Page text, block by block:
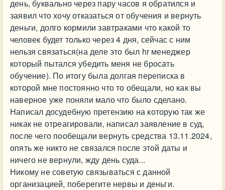
день, буквально через пару часов я обратился и
заявил что хочу отказаться от обучения и вернуть
деньги, долго кормили завтраками что какой то
человек будет только через 4 дня, сейчас с ним
нельзя связаться(на деле это был hr менеджер
который пытался убедить меня не бросать
обучение). По итогу была долгая переписка в
которой мне постоянно что то обещали, но как вы
наверное уже поняли мало что было сделано.
Написал досудебную претензию на которую так же
никак не отреагировали, написал заявление в суд,
после чего пообещали вернуть средства 13.11.2024,
опять же никто не связался после этой даты и
ничего не вернули, жду день суда...
Никому не советую связываться с данной
организацией, поберегите нервы и деньги.